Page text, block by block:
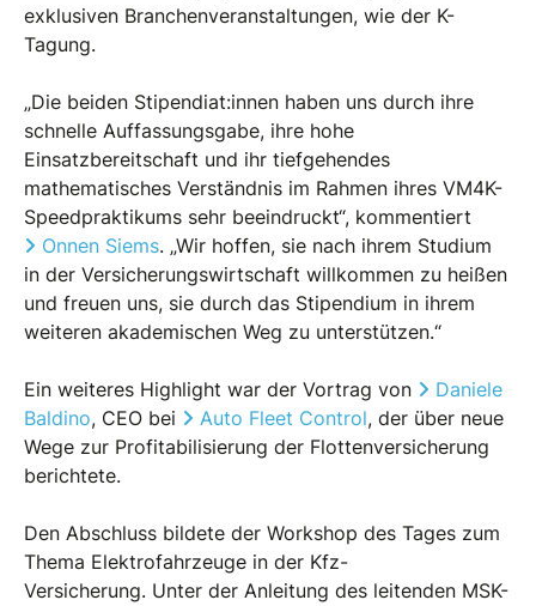
exklusiven Branchenveranstaltungen, wie der K-
Tagung.
„Die beiden Stipendiat:innen haben uns durch ihre
schnelle Auffassungsgabe, ihre hohe
Einsatzbereitschaft und ihr tiefgehendes
mathematisches Verständnis im Rahmen ihres VM4K-
Speedpraktikums sehr beeindruckt“, kommentiert
Onnen Siems. „Wir hoffen, sie nach ihrem Studium
in der Versicherungswirtschaft willkommen zu heißen
und freuen uns, sie durch das Stipendium in ihrem
weiteren akademischen Weg zu unterstützen.“
Ein weiteres Highlight war der Vortrag von
Daniele
Baldino, CEO bei Auto Fleet Control, der über neue
Wege zur Profitabilisierung der Flottenversicherung
berichtete.
Den Abschluss bildete der Workshop des Tages zum
Thema Elektrofahrzeuge in der Kfz-
Versicherung. Unter der Anleitung des leitenden MSK-